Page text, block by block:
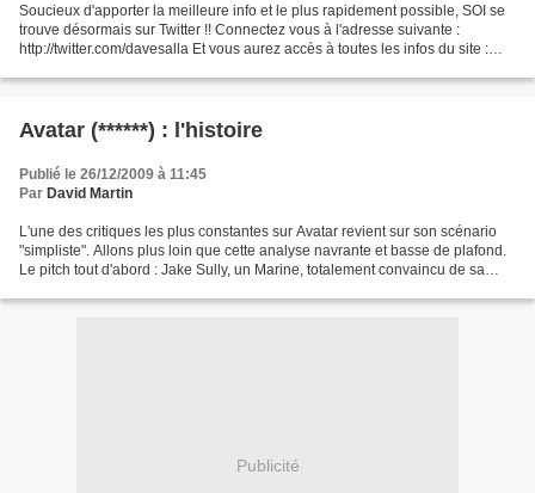
Soucieux d'apporter la meilleure info et le plus rapidement possible, SOI se
trouve désormais sur Twitter !! Connectez vous à l'adresse suivante :
http://twitter.com/davesalla Et vous aurez accès à toutes les infos du site :
Avatar (******) : l'histoire
Publié le 26/12/2009 à 11:45
Par David Martin
L'une des critiques les plus constantes sur Avatar revient sur son scénario
"simpliste". Allons plus loin que cette analyse navrante et basse de plafond.
Le pitch tout d'abord : Jake Sully, un Marine, totalement convaincu de sa
Publicité